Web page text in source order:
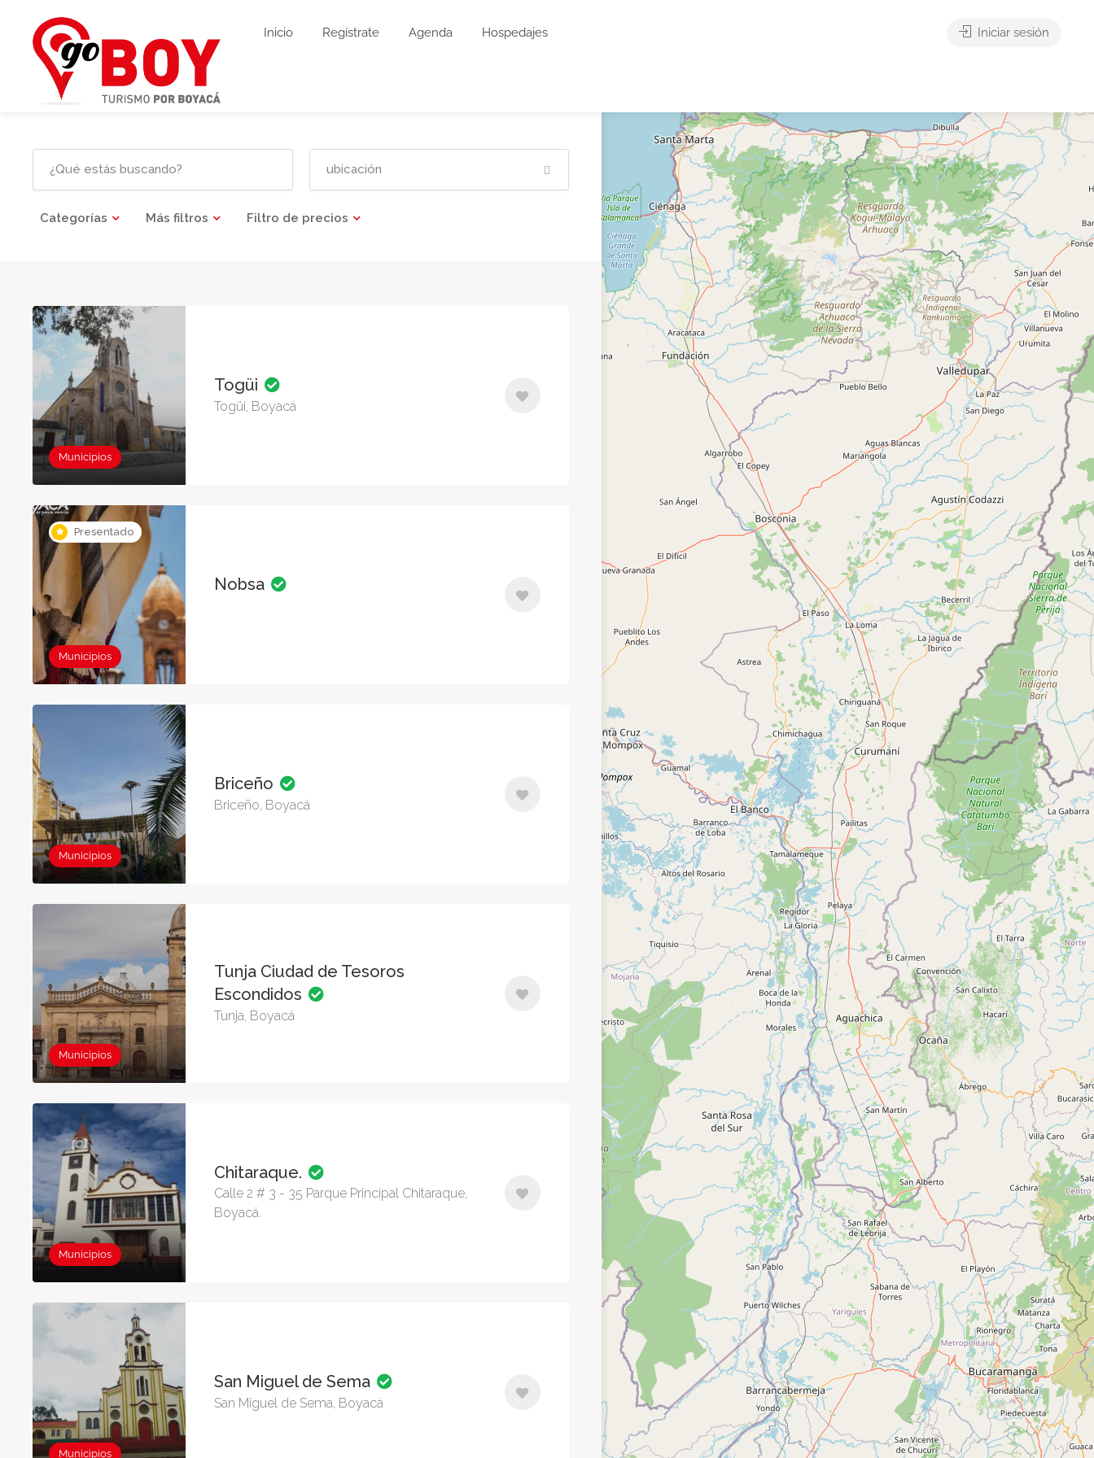
Inicio Regístrate Agenda Hospedajes Iniciar sesión
Categorías Más filtros Filtro de precios
Municipios
Togüi
Togüi, Boyacá
Presentado
Municipios
Nobsa
Municipios
Briceño
Briceño, Boyacá
Municipios
Tunja Ciudad de Tesoros
Escondidos
Tunja, Boyacá
Municipios
Chitaraque.
Calle 2 # 3 - 35 Parque Principal Chitaraque,
Boyacá.
Municipios
San Miguel de Sema
San Miguel de Sema, Boyacá